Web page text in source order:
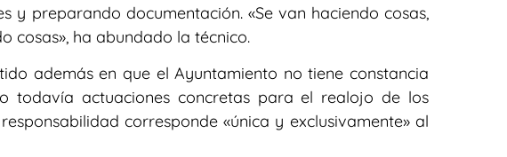
y preparando documentación. «Se van haciendo cosas,
cosas», ha abundado la técnico.
además en que el Ayuntamiento no tiene constancia
todavía actuaciones concretas para el realojo de los
corresponde «única y exclusivamente» al